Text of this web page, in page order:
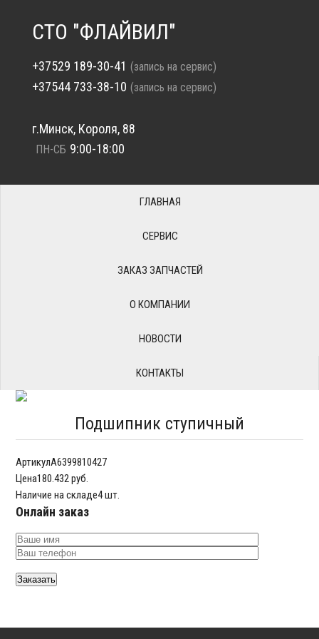
СТО "ФЛАЙВИЛ"
+37529 189-30-41 (запись на сервис)
+37544 733-38-10 (запись на сервис)
г.Минск, Короля, 88
ПН-СБ 9:00-18:00
ГЛАВНАЯ
СЕРВИС
ЗАКАЗ ЗАПЧАСТЕЙ
О КОМПАНИИ
НОВОСТИ
КОНТАКТЫ
Подшипник ступичный
АртикулA6399810427
Цена180.432 руб.
Наличие на складе4 шт.
Онлайн заказ